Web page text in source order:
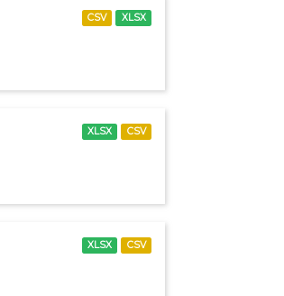
CSV XLSX
XLSX CSV
XLSX CSV